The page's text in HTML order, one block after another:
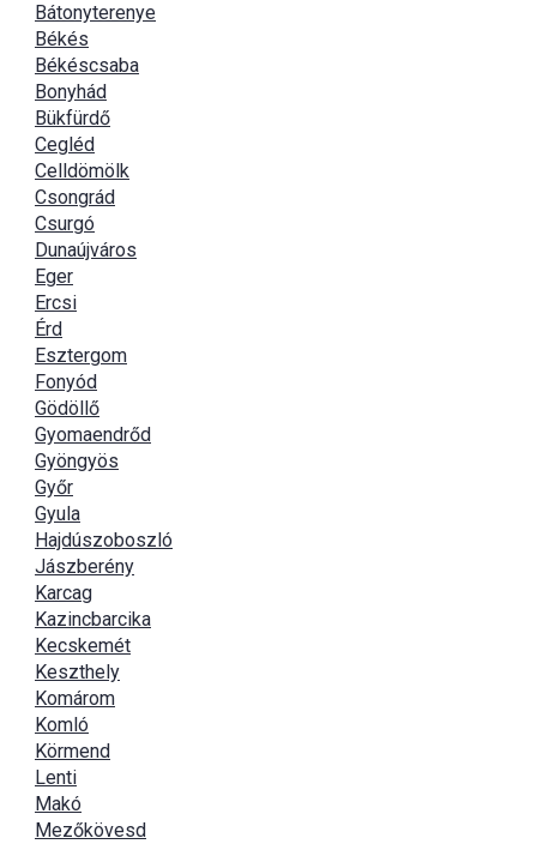
Bátonyterenye
Békés
Békéscsaba
Bonyhád
Bükfürdő
Cegléd
Celldömölk
Csongrád
Csurgó
Dunaújváros
Eger
Ercsi
Érd
Esztergom
Fonyód
Gödöllő
Gyomaendrőd
Gyöngyös
Győr
Gyula
Hajdúszoboszló
Jászberény
Karcag
Kazincbarcika
Kecskemét
Keszthely
Komárom
Komló
Körmend
Lenti
Makó
Mezőkövesd